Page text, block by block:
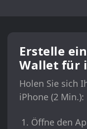
Erstelle
Wallet für
Holen Sie sich
iPhone (2 Min.):
Öffne den